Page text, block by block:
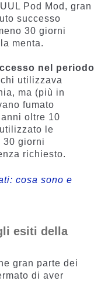
Pod Mod, gran
successo
30 giorni
menta.
nel periodo
utilizzava
ma (più in
fumato
oltre 10
le
30 giorni
richiesto.
cosa sono e
esiti della
gran parte dei
di aver